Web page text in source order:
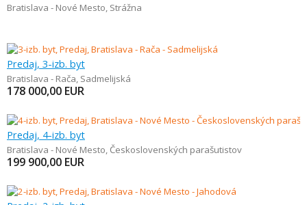
Bratislava - Nové Mesto, Strážna
Predaj, 3-izb. byt
Bratislava - Rača, Sadmelijská
178 000,00 EUR
Predaj, 4-izb. byt
Bratislava - Nové Mesto, Československých parašutistov
199 900,00 EUR